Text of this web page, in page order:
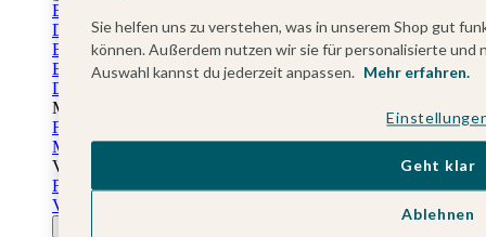
Einladungskarten Jugendweihe
Dankeskarten Jugendweihe
Einschulungskarten
Einladungskarten Einschulung
Danksagung Einschulung
Muttertag
Fotogeschenke Muttertag
Muttertagskarten
Vatertag
Fotogeschenke Vatertag
Vatertagskarten
Sie helfen uns zu verstehen, was in unserem Shop gut
können. Außerdem nutzen wir sie für personalisierte
Auswahl kannst du jederzeit anpassen. Mehr erfahren.
Ablehnen
Geht klar